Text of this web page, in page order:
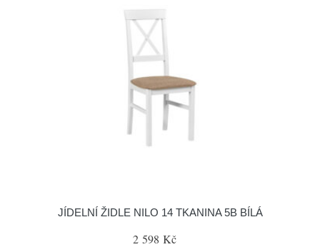
JÍDELNÍ ŽIDLE NILO 14 TKANINA 5B BÍLÁ
2 598 Kč